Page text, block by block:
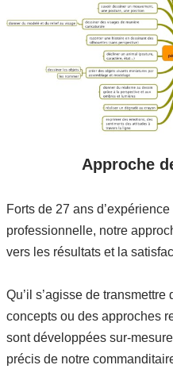
Approche
Forts de 27 ans
professionnelle, notre
vers les résultats et la
Qu’il s’agisse de
concepts ou des approches
sont développées sur-
précis de notre